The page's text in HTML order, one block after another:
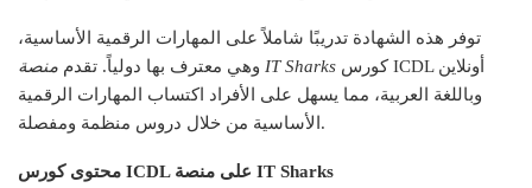
توفر هذه الشهادة تدريبًا شاملاً على المهارات الرقمية الأساسية،
وهي معترف بها دولياً. تقدم منصة IT Sharks
وباللغة العربية، مما يسهل على الأفراد اكتساب المهارات الرقمية
الأساسية من خلال دروس منظمة ومفصلة.
محتوى كورس ICDL على منصة IT Sharks